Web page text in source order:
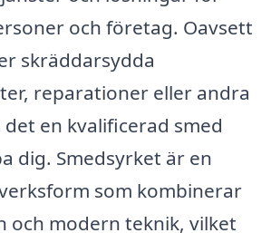
och företag. Oavsett
skräddarsydda
reparationer eller andra
en kvalificerad smed
dig. Smedsyrket är en
som kombinerar
och modern teknik, vilket